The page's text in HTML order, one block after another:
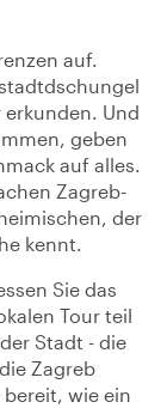
auf.
Und
geben
auf alles.
Zagreb-
der
kennt.
Sie das
Tour teil
Stadt - die
Zagreb
wie ein